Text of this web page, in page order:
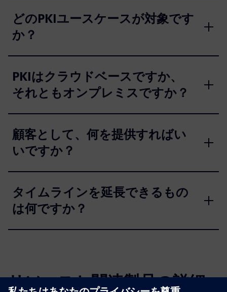
どのPKIユースケースが対象です
か？
PKIはクラウドベースですか、
それともオンプレミスですか？
顧客として、何を提供すればい
いですか？
タイムラインを延長できるもの
は何ですか？
リソースと関連製品の詳細